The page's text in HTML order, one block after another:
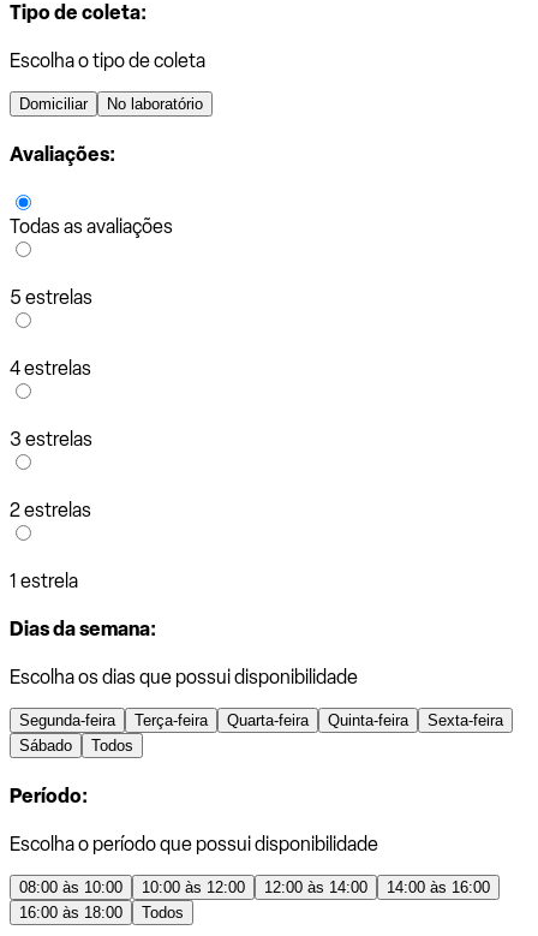
Tipo de coleta:
Escolha o tipo de coleta
Domiciliar No laboratório
Avaliações:
Todas as avaliações
5 estrelas
4 estrelas
3 estrelas
2 estrelas
1 estrela
Dias da semana:
Escolha os dias que possui disponibilidade
Segunda-feira Terça-feira Quarta-feira Quinta-feira
Sexta-feira
Sábado
Todos
Período:
Escolha o período que possui disponibilidade
08:00 às 10:00 10:00 às 12:00 12:00 às 14:00
14:00 às 16:00
16:00 às 18:00
Todos